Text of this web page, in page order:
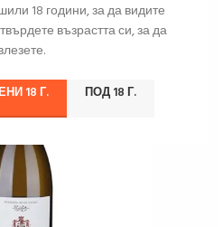
18 години, за да видите
възрастта си, за да
18 Г. ПОД 18 Г.